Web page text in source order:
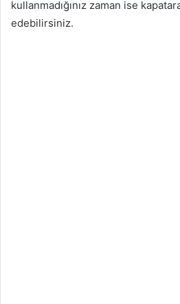
kullanmadığınız zaman ise
edebilirsiniz.